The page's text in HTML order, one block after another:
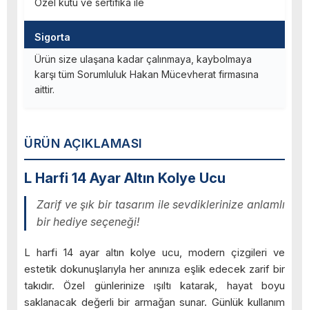
ÜRÜN AÇIKLAMASI
L Harfi 14 Ayar Altın Kolye Ucu
Zarif ve şık bir tasarım ile sevdiklerinize anlamlı
bir hediye seçeneği!
L harfi 14 ayar altın kolye ucu, modern çizgileri ve
estetik dokunuşlarıyla her anınıza eşlik edecek zarif bir
takıdır. Özel günlerinize ışıltı katarak, hayat boyu
saklanacak değerli bir armağan sunar. Günlük kullanım
Özel kutu ve sertifika ile
Sigorta
Ürün size ulaşana kadar çalınmaya, kaybolmaya
karşı tüm Sorumluluk Hakan Mücevherat firmasına
aittir.